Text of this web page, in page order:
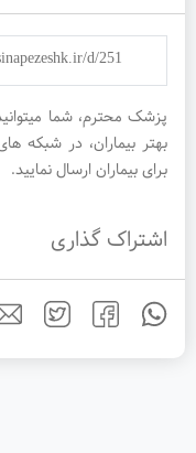
d/251
پزشک محترم، شما
بهتر بیماران، در شبکه
برای بیماران ارسال نمایید.
اشتراک گذاری